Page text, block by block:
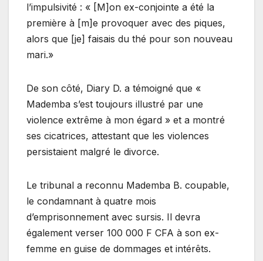
l’impulsivité : « [M]on ex-conjointe a été la
première à [m]e provoquer avec des piques,
alors que [je] faisais du thé pour son nouveau
mari.»
De son côté, Diary D. a témoigné que «
Mademba s’est toujours illustré par une
violence extrême à mon égard » et a montré
ses cicatrices, attestant que les violences
persistaient malgré le divorce.
Le tribunal a reconnu Mademba B. coupable,
le condamnant à quatre mois
d’emprisonnement avec sursis. Il devra
également verser 100 000 F CFA à son ex-
femme en guise de dommages et intérêts.